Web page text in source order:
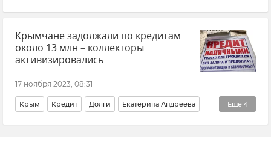
Коклюш в Крыму Наталья Рымаренко
КФУ (Крымский федеральный университет)
Мнения Подкасты
Крымчане задолжали по кредитам
около 13 млн – коллекторы
активизировались
17 ноября 2023, 08:31
Еще 4
Крым Кредит Долги Екатерина Андреева
Федеральная служба судебных приставов (ФССП)